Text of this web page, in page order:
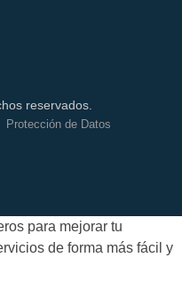
reservados.
Protección de Datos
para mejorar tu
de forma más fácil y